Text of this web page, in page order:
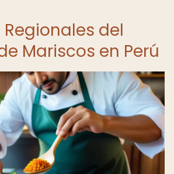
del
Mariscos en Perú